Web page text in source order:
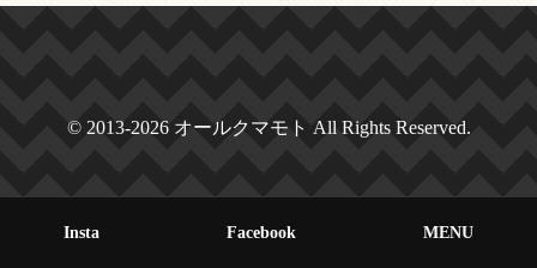
© 2013-2026 オールクマモト All Rights Reserved.
Insta Facebook MENU